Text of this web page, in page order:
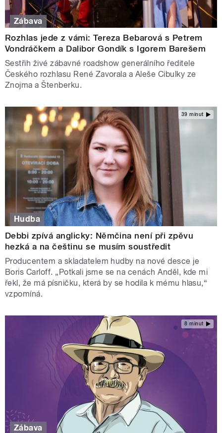
Zábava
Rozhlas jede z vámi: Tereza Bebarová s Petrem
Vondráčkem a Dalibor Gondík s Igorem Barešem
Sestřih živé zábavné roadshow generálního ředitele
Českého rozhlasu René Zavorala a Aleše Cibulky ze
Znojma a Štenberku.
39 minut
Hudba
Debbi zpívá anglicky: Němčina není při zpěvu
hezká a na češtinu se musím soustředit
Producentem a skladatelem hudby na nové desce je
Boris Carloff. „Potkali jsme se na cenách Anděl, kde mi
řekl, že má písničku, která by se hodila k mému hlasu,“
vzpomíná.
8 minut
Zábava